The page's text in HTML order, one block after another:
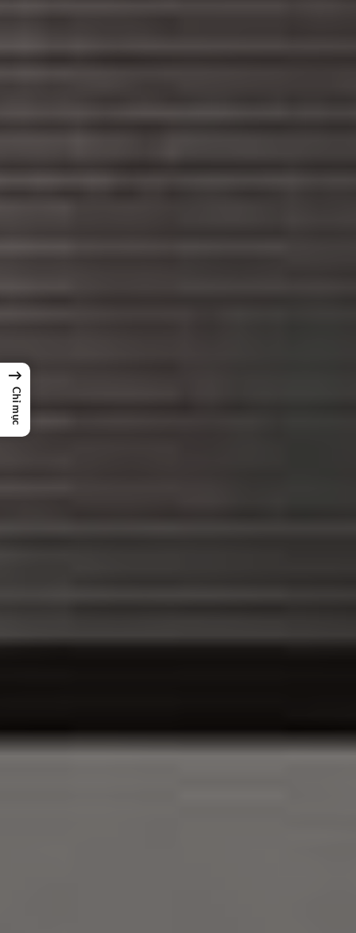
→
Chỉ mục